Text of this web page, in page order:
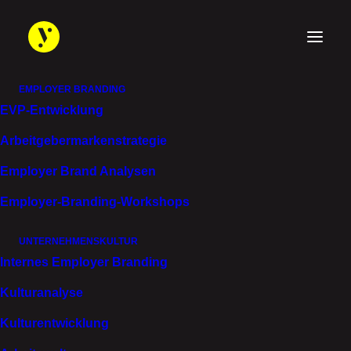
EMPLOYER BRANDING
EVP-Entwicklung
Arbeitgebermarken­strategie
Employer Brand Analysen
Employer-Branding-Workshops
UNTERNEHMENSKULTUR
Internes Employer Branding
Kulturanalyse
Kulturentwicklung
EMPLOYER BRANDING KAMPAGNEN
IDENTITÄT, DIE MAN